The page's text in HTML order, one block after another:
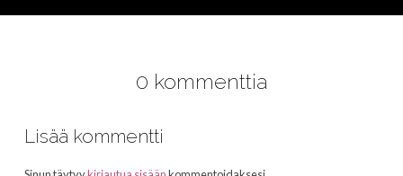
0 kommenttia
Lisää kommentti